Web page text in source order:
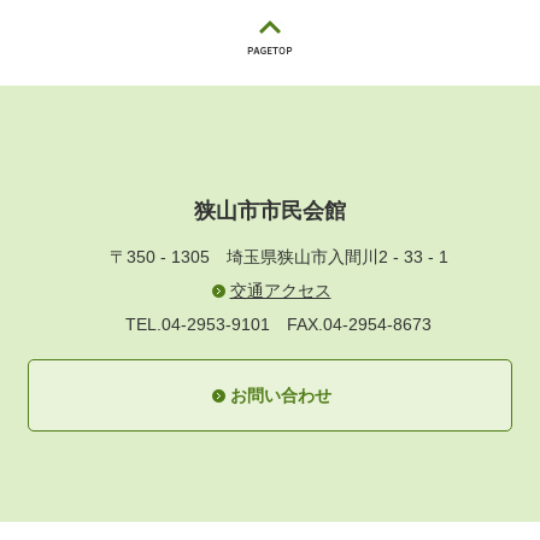
狭山市市民会館
〒350 - 1305 埼玉県狭山市入間川2 - 33 - 1
交通アクセス
TEL.04-2953-9101 FAX.04-2954-8673
お問い合わせ